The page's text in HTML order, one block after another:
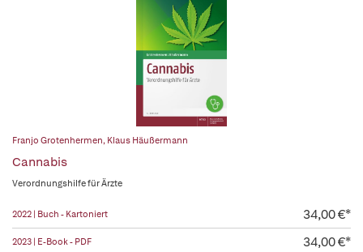
Franjo Grotenhermen, Klaus Häußermann
Cannabis
Verordnungshilfe für Ärzte
2022 | Buch - Kartoniert 34,00 €*
2023 | E-Book - PDF 34,00 €*